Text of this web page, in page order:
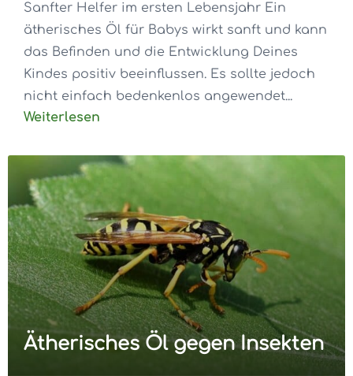
Sanfter Helfer im ersten Lebensjahr Ein
ätherisches Öl für Babys wirkt sanft und kann
das Befinden und die Entwicklung Deines
Kindes positiv beeinflussen. Es sollte jedoch
nicht einfach bedenkenlos angewendet...
Weiterlesen
Ätherisches Öl gegen Insekten